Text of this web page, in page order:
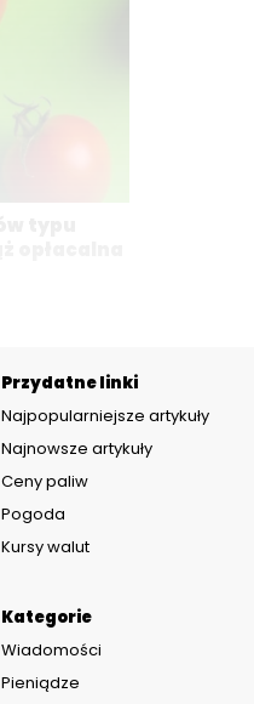
Kategorie
Wiadomości
Pieniądze
Przydatne linki
Najpopularniejsze artykuły
Najnowsze artykuły
Ceny paliw
Pogoda
Kursy walut